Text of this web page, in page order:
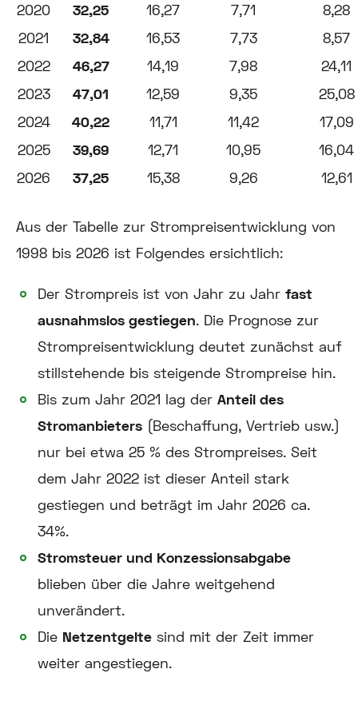
2020
32,25 16,27 7,71
8,28
2021
32,84 16,53 7,73
8,57
2022
46,27 14,19 7,98
24,11
2023
47,01 12,59 9,35
25,08
2024
40,22 11,71 11,42
17,09
2025
39,69 12,71 10,95
16,04
2026
37,25 15,38 9,26 12,61
Aus der Tabelle zur Strompreisentwicklung von
1998 bis 2026 ist Folgendes ersichtlich:
Der Strompreis ist von Jahr zu Jahr fast
ausnahmslos gestiegen. Die Prognose zur
Strompreisentwicklung deutet zunächst auf
stillstehende bis steigende Strompreise hin.
Bis zum Jahr 2021 lag der Anteil des
Stromanbieters (Beschaffung, Vertrieb usw.)
nur bei etwa 25 % des Strompreises. Seit
dem Jahr 2022 ist dieser Anteil stark
gestiegen und beträgt im Jahr 2026 ca.
34%.
Stromsteuer und Konzessionsabgabe
blieben über die Jahre weitgehend
unverändert.
Die Netzentgelte sind mit der Zeit immer
weiter angestiegen.